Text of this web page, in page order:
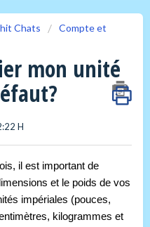
Chats
Compte et
mon unité
H
il est important de
et le poids de vos
impériales (pouces,
kilogrammes et